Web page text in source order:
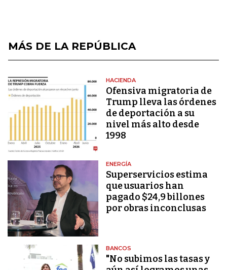
MÁS DE LA REPÚBLICA
HACIENDA
Ofensiva migratoria de
Trump lleva las órdenes
de deportación a su
nivel más alto desde
1998
ENERGÍA
Superservicios estima
que usuarios han
pagado $24,9 billones
por obras inconclusas
BANCOS
"No subimos las tasas y